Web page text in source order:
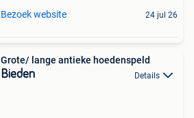
Bezoek website 24 jul 26
Grote/ lange antieke hoedenspeld
Bieden Details